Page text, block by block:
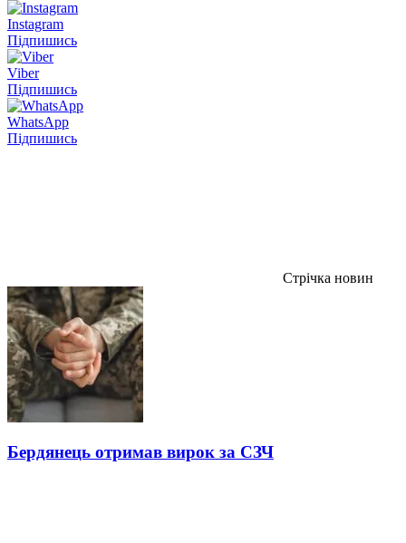
Instagram
Підпишись
Viber
Підпишись
WhatsApp
Підпишись
Стрічка новин
Бердянець отримав вирок за СЗЧ